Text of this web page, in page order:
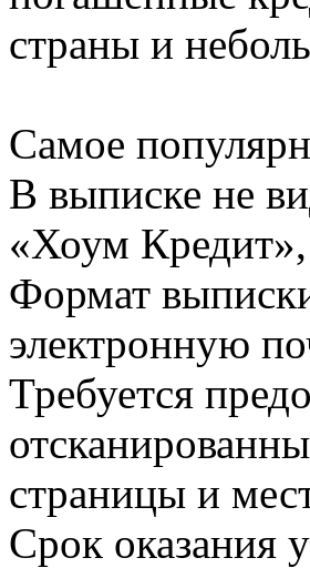
страны и
Самое
В выписке не
«Хоум
Формат
электронную
Требуется
страницы и
Срок оказания